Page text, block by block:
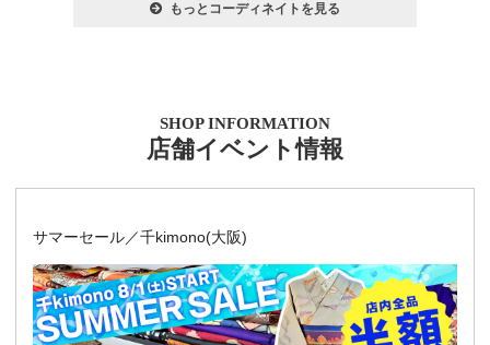
もっとコーディネイトを見る
SHOP INFORMATION
店舗イベント情報
サマーセール／千kimono(大阪)